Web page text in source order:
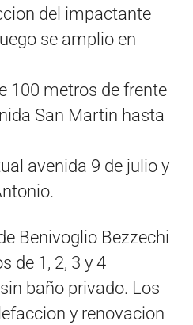
del impactante
se amplio en
100 metros de frente
San Martin hasta
avenida 9 de julio y
Benivoglio Bezzechi
de 1, 2, 3 y 4
baño privado. Los
y renovacion